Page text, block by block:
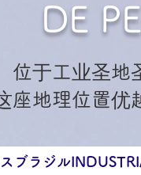
DE
位于工业圣地
座地理位置优
ブラジル